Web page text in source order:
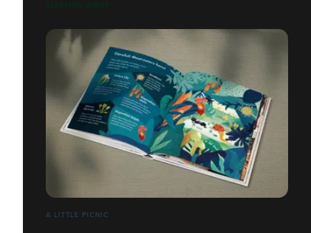
SLEEPING GIANT
A LITTLE PICNIC